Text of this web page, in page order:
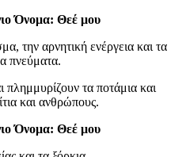
Όνομα: Θεέ μου
την αρνητική ενέργεια και τα
πνεύματα.
πλημμυρίζουν τα ποτάμια και
και ανθρώπους.
Όνομα: Θεέ μου